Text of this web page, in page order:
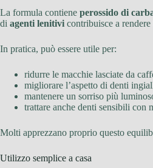
La formula contiene perossido di
di agenti lenitivi contribuisce a
In pratica, può essere utile per:
ridurre le macchie lasciate da
migliorare l’aspetto di denti
mantenere un sorriso più
trattare anche denti sensibili con
Molti apprezzano proprio questo
Utilizzo semplice a casa